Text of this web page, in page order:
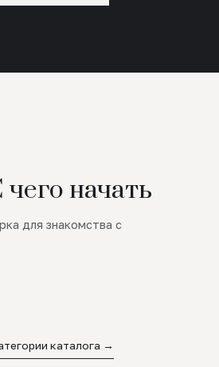
чего начать
для знакомства с
каталога →